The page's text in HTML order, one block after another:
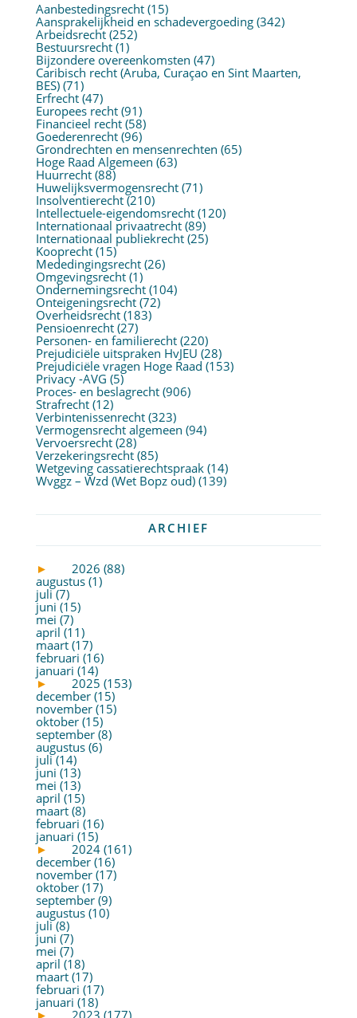
Aanbestedingsrecht(15)
Aansprakelijkheid en schadevergoeding(342)
Arbeidsrecht(252)
Bestuursrecht(1)
Bijzondere overeenkomsten (47)
Caribisch recht (Aruba, Curaçao en Sint Maarten,
BES)(71)
Erfrecht(47)
Europees recht(91)
Financieel recht(58)
Goederenrecht(96)
Grondrechten en mensenrechten (65)
Hoge Raad Algemeen (63)
Huurrecht(88)
Huwelijksvermogensrecht(71)
Insolventierecht(210)
Intellectuele-eigendomsrecht(120)
Internationaal privaatrecht(89)
Internationaal publiekrecht(25)
Kooprecht(15)
Mededingingsrecht(26)
Omgevingsrecht(1)
Ondernemingsrecht(104)
Onteigeningsrecht(72)
Overheidsrecht(183)
Pensioenrecht(27)
Personen- en familierecht(220)
Prejudiciële uitspraken HvJEU (28)
Prejudiciële vragen Hoge Raad (153)
Privacy -AVG (5)
Proces- en beslagrecht(906)
Strafrecht(12)
Verbintenissenrecht(323)
Vermogensrecht algemeen (94)
Vervoersrecht(28)
Verzekeringsrecht(85)
Wetgeving cassatierechtspraak(14)
Wvggz – Wzd (Wet Bopz oud)(139)
ARCHIEF
►
2026 (88)
augustus (1)
juli (7)
juni (15)
mei (7)
april (11)
maart (17)
februari (16)
januari (14)
►
2025 (153)
december (15)
november (15)
oktober (15)
september (8)
augustus (6)
juli (14)
juni (13)
mei (13)
april (15)
maart (8)
februari (16)
januari (15)
►
2024 (161)
december (16)
november (17)
oktober (17)
september (9)
augustus (10)
juli (8)
juni (7)
mei (7)
april (18)
maart (17)
februari (17)
januari (18)
►
2023 (177)